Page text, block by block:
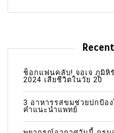
ช็อกแฟนคลับ! จอเจ ภูมิหิ
2024 เสียชีวิตในวัย 20
3 อาหารรสขมช่วยปกป้อ
คำแนะนำแพทย์